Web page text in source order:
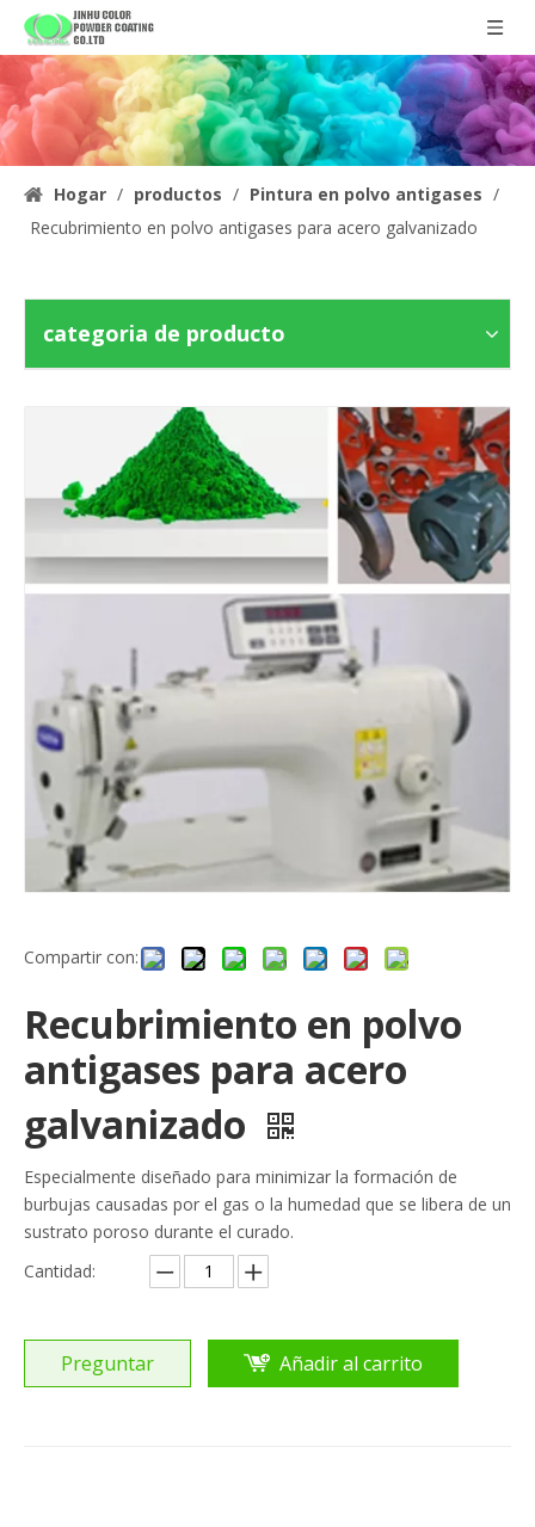
Hogar / productos / Pintura en polvo antigases /
Recubrimiento en polvo antigases para acero galvanizado
categoria de producto
Compartir con:
Recubrimiento en polvo
antigases para acero
galvanizado
Especialmente diseñado para minimizar la formación de
burbujas causadas por el gas o la humedad que se libera de un
sustrato poroso durante el curado.
Cantidad:
Preguntar Añadir al carrito